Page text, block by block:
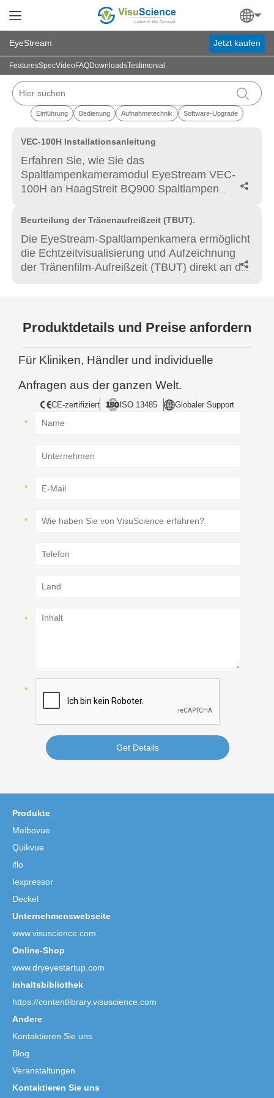
EyeStream Jetzt kaufen
FeaturesSpecVideo FAQDownloadsTestimonial
Einführung Bedienung Aufnahmetechnik Software-Upgrade
▶
VEC-100H Installationsanleitung
Erfahren Sie, wie Sie das
Spaltlampenkameramodul EyeStream VEC-
100H an HaagStreit BQ900 Spaltlampen
Montage, Einrichtung und Konfiguration für
Videoaufnahmen.

▶
Beurteilung der Tränenaufreißzeit (TBUT).
Die EyeStream-Spaltlampenkamera ermöglicht
die Echtzeitvisualisierung und Aufzeichnung
der Tränenfilm-Aufreißzeit (TBUT) direkt an der

Produktdetails und Preise anfordern
Für Kliniken, Händler und individuelle
Anfragen aus der ganzen Welt.
CE-zertifiziert ISO 13485 Globaler Support
Get Details
Produkte
Meibovue
Quikvue
iflo
Iexpressor
Deckel
Unternehmenswebseite
www.visuscience.com
Online-Shop
www.dryeyestartup.com
Inhaltsbibliothek
https://contentlibrary.visuscience.com
Andere
Kontaktieren Sie uns
Blog
Veranstaltungen
Kontaktieren Sie uns